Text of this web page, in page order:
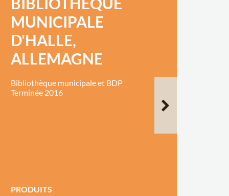
MUNICIPALE
D'HALLE,
ALLEMAGNE
Bibliothèque municipale et BDP
Terminée 2016
PRODUITS